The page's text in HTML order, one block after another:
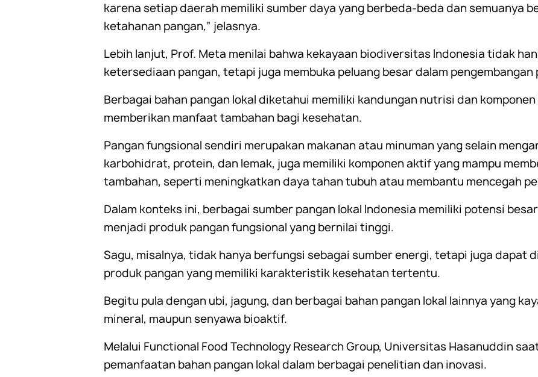
karena setiap daerah memiliki sumber daya yang berbeda-beda dan semuanya
ketahanan pangan,” jelasnya.
Lebih lanjut, Prof. Meta menilai bahwa kekayaan biodiversitas Indonesia tidak
ketersediaan pangan, tetapi juga membuka peluang besar dalam pengembangan
Berbagai bahan pangan lokal diketahui memiliki kandungan nutrisi dan
memberikan manfaat tambahan bagi kesehatan.
Pangan fungsional sendiri merupakan makanan atau minuman yang selain
karbohidrat, protein, dan lemak, juga memiliki komponen aktif yang mampu
tambahan, seperti meningkatkan daya tahan tubuh atau membantu mencegah
Dalam konteks ini, berbagai sumber pangan lokal Indonesia memiliki potensi
menjadi produk pangan fungsional yang bernilai tinggi.
Sagu, misalnya, tidak hanya berfungsi sebagai sumber energi, tetapi juga dapat
produk pangan yang memiliki karakteristik kesehatan tertentu.
Begitu pula dengan ubi, jagung, dan berbagai bahan pangan lokal lainnya yang
mineral, maupun senyawa bioaktif.
Melalui Functional Food Technology Research Group, Universitas Hasanuddin
pemanfaatan bahan pangan lokal dalam berbagai penelitian dan inovasi.